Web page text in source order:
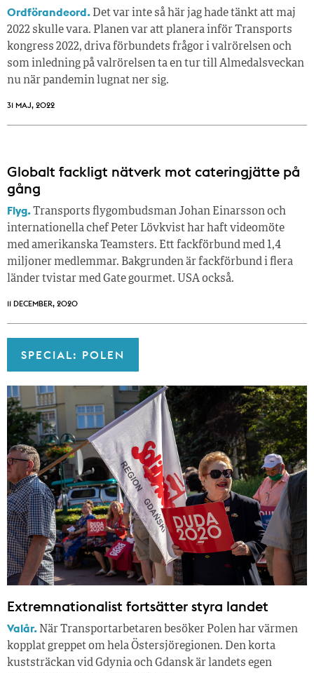
Ordförandeord. Det var inte så här jag hade tänkt att maj
2022 skulle vara. Planen var att planera inför Transports
kongress 2022, driva förbundets frågor i valrörelsen och
som inledning på valrörelsen ta en tur till Almedalsveckan
nu när pandemin lugnat ner sig.
31 MAJ, 2022
Globalt fackligt nätverk mot cateringjätte på
gång
Flyg.Transports flygombudsman Johan Einarsson och
internationella chef Peter Lövkvist har haft videomöte
med amerikanska Teamsters. Ett fackförbund med 1,4
miljoner medlemmar. Bakgrunden är fackförbund i flera
länder tvistar med Gate gourmet. USA också.
11 DECEMBER, 2020
SPECIAL: POLEN
Extremnationalist fortsätter styra landet
Valår. När Transportarbetaren besöker Polen har värmen
kopplat greppet om hela Östersjöregionen. Den korta
kuststräckan vid Gdynia och Gdansk är landets egen